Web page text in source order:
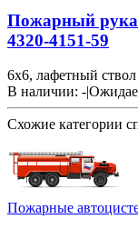
Пожарный
4320-4151-59
6х6, лафетный
В наличии: -|
Схожие категории
Пожарные